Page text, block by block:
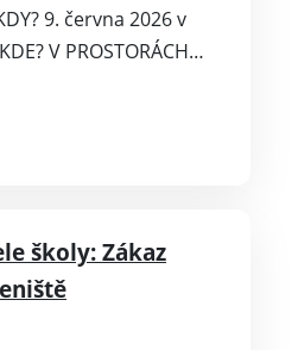
stavby a
areálu školy dne